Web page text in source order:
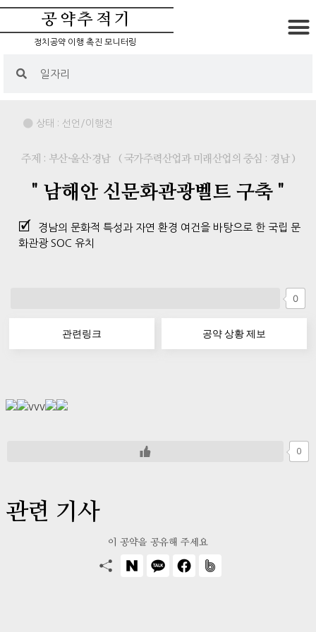
공약추적기
정치공약 이행 촉진 모니터링
상태 : 선언/이행전
주제 : 부산·울산·경남 ( 국가주력산업과 미래산업의 중심 : 경남 )
" 남해안 신문화관광벨트 구축 "
경남의 문화적 특성과 자연 환경 여건을 바탕으로 한 국립 문
화관광 SOC 유치
0
관련링크 공약 상황 제보
vvv
0
관련 기사
이 공약을 공유해 주세요